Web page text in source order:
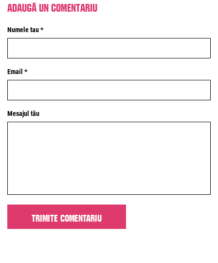
Adaugă un comentariu
Numele tau *
Email *
Mesajul tău